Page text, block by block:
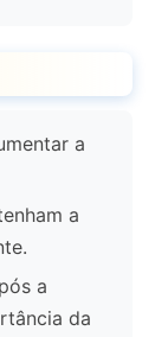
a
a
a
da